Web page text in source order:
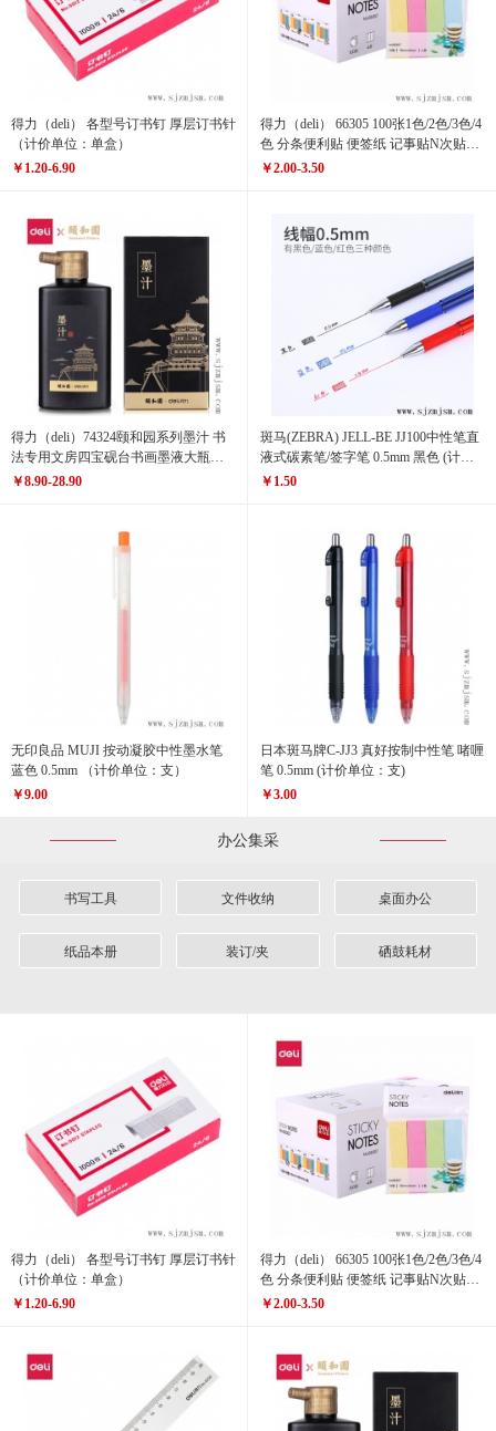
得力（deli） 各型号订书钉 厚层订书针
（计价单位：单盒）
￥1.20-6.90
得力（deli） 66305 100张1色/2色/3色/4
色 分条便利贴 便签纸 记事贴N次贴
（计价单位：包）
￥2.00-3.50
得力（deli）74324颐和园系列墨汁 书
法专用文房四宝砚台书画墨液大瓶墨
水（计价单位：瓶）
￥8.90-28.90
斑马(ZEBRA) JELL-BE JJ100中性笔直
液式碳素笔/签字笔 0.5mm 黑色 (计价
单位：支)
￥1.50
无印良品 MUJI 按动凝胶中性墨水笔
蓝色 0.5mm （计价单位：支）
￥9.00
日本斑马牌C-JJ3 真好按制中性笔 啫喱
笔 0.5mm (计价单位：支)
￥3.00
办公集采
书写工具 文件收纳 桌面办公
纸品本册 装订/夹 硒鼓耗材
得力（deli） 各型号订书钉 厚层订书针
（计价单位：单盒）
￥1.20-6.90
得力（deli） 66305 100张1色/2色/3色/4
色 分条便利贴 便签纸 记事贴N次贴
（计价单位：包）
￥2.00-3.50